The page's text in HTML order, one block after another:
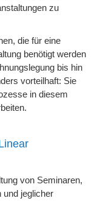
zu
die für eine
benötigt werden
bis hin
vorteilhaft: Sie
in diesem
von Seminaren,
und jeglicher